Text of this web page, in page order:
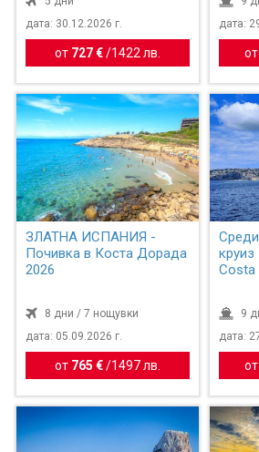
дата: 30.12.2026 г.
от 727 € / 1422 лв.
дата:
от
ЗЛАТНА ИСПАНИЯ -
Почивка в Коста Дорада
2026
8 дни / 7 нощувки
дата: 05.09.2026 г.
от 765 € / 1497 лв.
Costa
9
дата:
от